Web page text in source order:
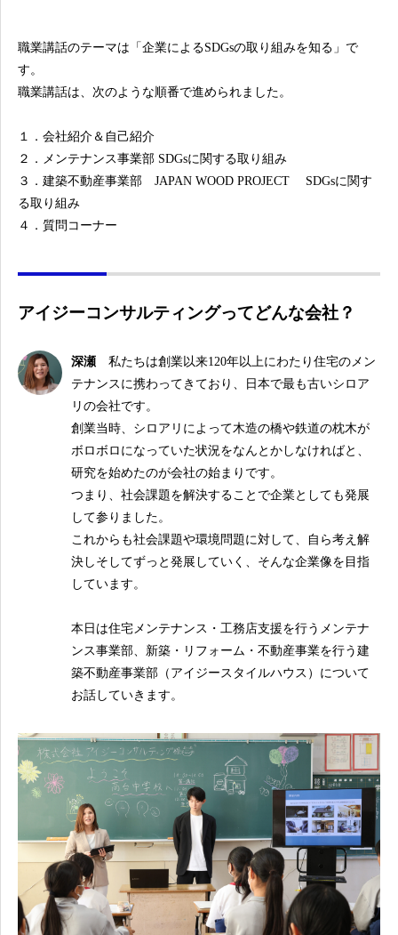
職業講話のテーマは「企業によるSDGsの取り組みを知る」で
す。
職業講話は、次のような順番で進められました。
１．会社紹介＆自己紹介
２．メンテナンス事業部 SDGsに関する取り組み
３．建築不動産事業部 JAPAN WOOD PROJECT SDGsに関す
る取り組み
４．質問コーナー
アイジーコンサルティングってどんな会社？
深瀬 私たちは創業以来120年以上にわたり住宅のメン
テナンスに携わってきており、日本で最も古いシロア
リの会社です。
創業当時、シロアリによって木造の橋や鉄道の枕木が
ボロボロになっていた状況をなんとかしなければと、
研究を始めたのが会社の始まりです。
つまり、社会課題を解決することで企業としても発展
して参りました。
これからも社会課題や環境問題に対して、自ら考え解
決しそしてずっと発展していく、そんな企業像を目指
しています。
本日は住宅メンテナンス・工務店支援を行うメンテナ
ンス事業部、新築・リフォーム・不動産事業を行う建
築不動産事業部（アイジースタイルハウス）について
お話していきます。